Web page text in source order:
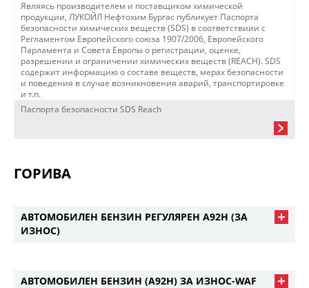
Являясь производителем и поставщиком химической
продукции, ЛУКОЙЛ Нефтохим Бургас публикует Паспорта
безопасности химических веществ (SDS) в соответствиии с
Регламентом Европейского союза 1907/2006, Европейского
Парламента и Совета Европы о регистрации, оценке,
разрешении и ограничении химических веществ (REACH). SDS
содержит информацию о составе веществ, мерах безопасности
и поведения в случае возникновения аварий, транспортировке
и т.п.
Паспорта безопасности SDS Reach
ГОРИВA
АВТОМОБИЛЕН БЕНЗИН РЕГУЛЯРЕН А92Н (ЗА
ИЗНОС)
АВТОМОБИЛEН БЕНЗИН (А92Н) ЗА ИЗНОС-WAF